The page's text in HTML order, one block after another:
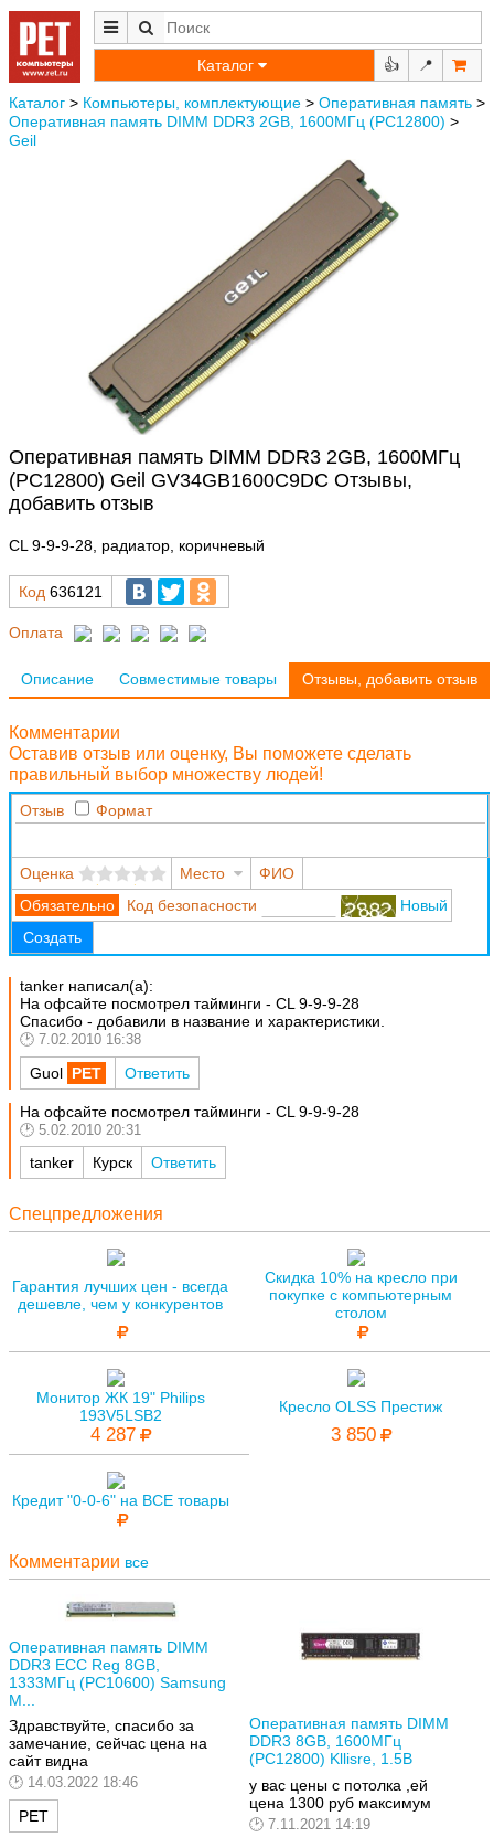
Каталог 👍 📍
Каталог > Компьютеры, комплектующие > Оперативная память >
Оперативная память DIMM DDR3 2GB, 1600МГц (PC12800) >
Geil
Оперативная память DIMM DDR3 2GB, 1600МГц
(PC12800) Geil GV34GB1600C9DC Отзывы,
добавить отзыв
CL 9-9-9-28, радиатор, коричневый
Код 636121
Оплата
Описание Совместимые товары Отзывы, добавить отзыв
Комментарии
Оставив отзыв или оценку, Вы поможете сделать
правильный выбор множеству людей!
Отзыв Формат
Оценка Место
ФИО
Код безопасности
Новый
Создать
tanker написал(а):
На офсайте посмотрел тайминги - CL 9-9-9-28
Спасибо - добавили в название и характеристики.
7.02.2010 16:38
Guol Ответить
На офсайте посмотрел тайминги - CL 9-9-9-28
5.02.2010 20:31
tanker Курск Ответить
Спецпредложения
Гарантия лучших цен - всегда
дешевле, чем у конкурентов
Скидка 10% на кресло при
покупке с компьютерным
столом
Монитор ЖК 19" Philips
193V5LSB2
4 287
Кресло OLSS Престиж
3 850
Кредит "0-0-6" на ВСЕ товары
Комментарии все
Оперативная память DIMM
DDR3 ECC Reg 8GB,
1333МГц (PC10600) Samsung
M...
Здравствуйте, спасибо за
замечание, сейчас цена на
сайт видна
14.03.2022 18:46
РЕТ
Оперативная память DIMM
DDR3 8GB, 1600МГц
(PC12800) Kllisre, 1.5В
у вас цены с потолка ,ей
цена 1300 руб максимум
7.11.2021 14:19